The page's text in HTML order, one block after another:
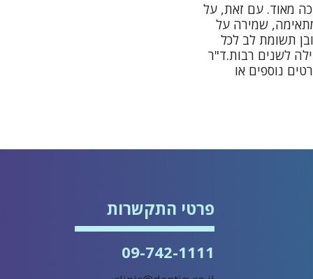
מאוד. עם זאת, על
שמירה על
תשומת לב לכל
לשנים רבות.ד"ר
נוספים או
פרטי התקשרות
09-742-1111